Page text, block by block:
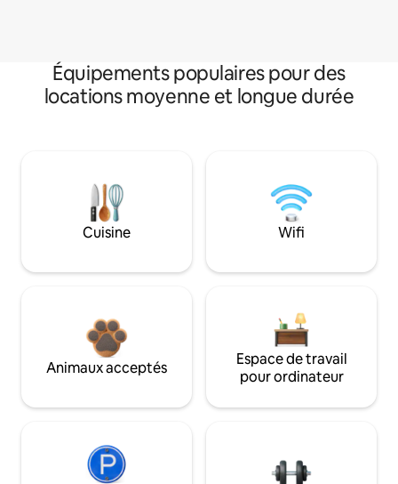
Équipements populaires pour des
locations moyenne et longue durée
Cuisine Wifi
Animaux acceptés
Espace de travail
pour ordinateur